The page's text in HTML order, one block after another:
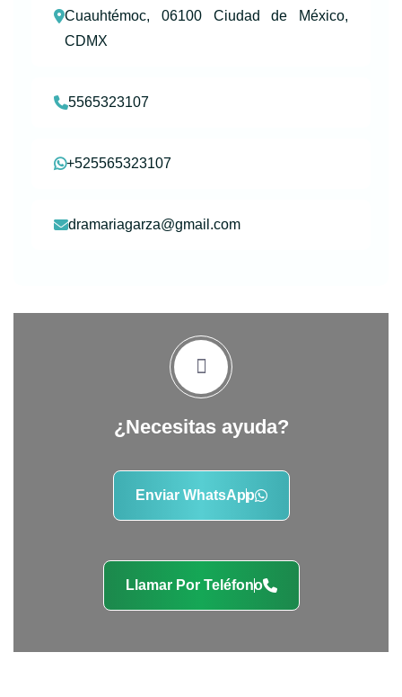
Cuauhtémoc, 06100 Ciudad de México,
CDMX
5565323107
+525565323107
dramariagarza@gmail.com
¿Necesitas ayuda?
Enviar WhatsApp
Llamar Por Teléfono